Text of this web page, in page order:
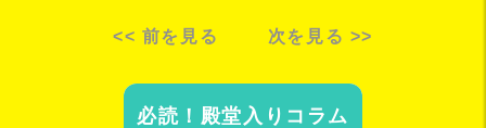
<< 前を見る 次を見る >>
必読！殿堂入りコラム